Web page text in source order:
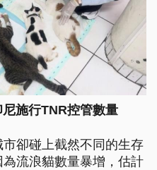
施行TNR控管數量
卻碰上截然不同的生存
流浪貓數量暴增，估計